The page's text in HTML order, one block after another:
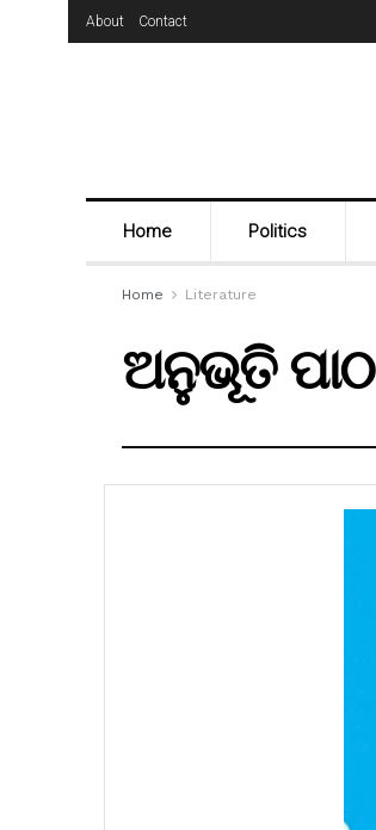
About Contact
Home Politics
Home Literature
ଅନୁଭୂତି ପାଠ